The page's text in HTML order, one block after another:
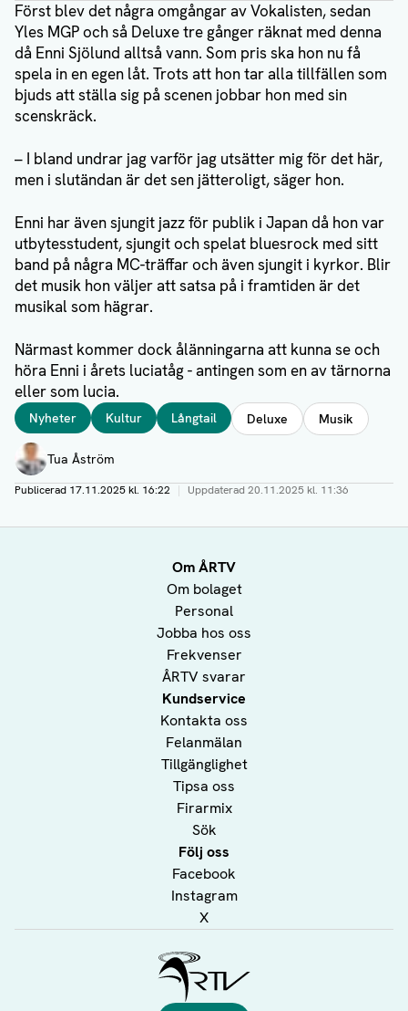
Först blev det några omgångar av Vokalisten, sedan
Yles MGP och så Deluxe tre gånger räknat med denna
då Enni Sjölund alltså vann. Som pris ska hon nu få
spela in en egen låt. Trots att hon tar alla tillfällen som
bjuds att ställa sig på scenen jobbar hon med sin
scenskräck.
– I bland undrar jag varför jag utsätter mig för det här,
men i slutändan är det sen jätteroligt, säger hon.
Enni har även sjungit jazz för publik i Japan då hon var
utbytesstudent, sjungit och spelat bluesrock med sitt
band på några MC-träffar och även sjungit i kyrkor. Blir
det musik hon väljer att satsa på i framtiden är det
musikal som hägrar.
Närmast kommer dock ålänningarna att kunna se och
höra Enni i årets luciatåg - antingen som en av tärnorna
eller som lucia.
Taggar
Nyheter Kultur Långtail Deluxe Musik
Författare
Tua Åström
Publicerad 17.11.2025 kl. 16:22 | Uppdaterad20.11.2025 kl. 11:36
Om ÅRTV
Om bolaget
Personal
Jobba hos oss
Frekvenser
ÅRTV svarar
Kundservice
Kontakta oss
Felanmälan
Tillgänglighet
Tipsa oss
Firarmix
Sök
Följ oss
Facebook
Instagram
X